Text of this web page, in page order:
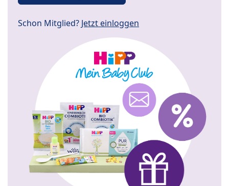
Schon Mitglied? Jetzt einloggen